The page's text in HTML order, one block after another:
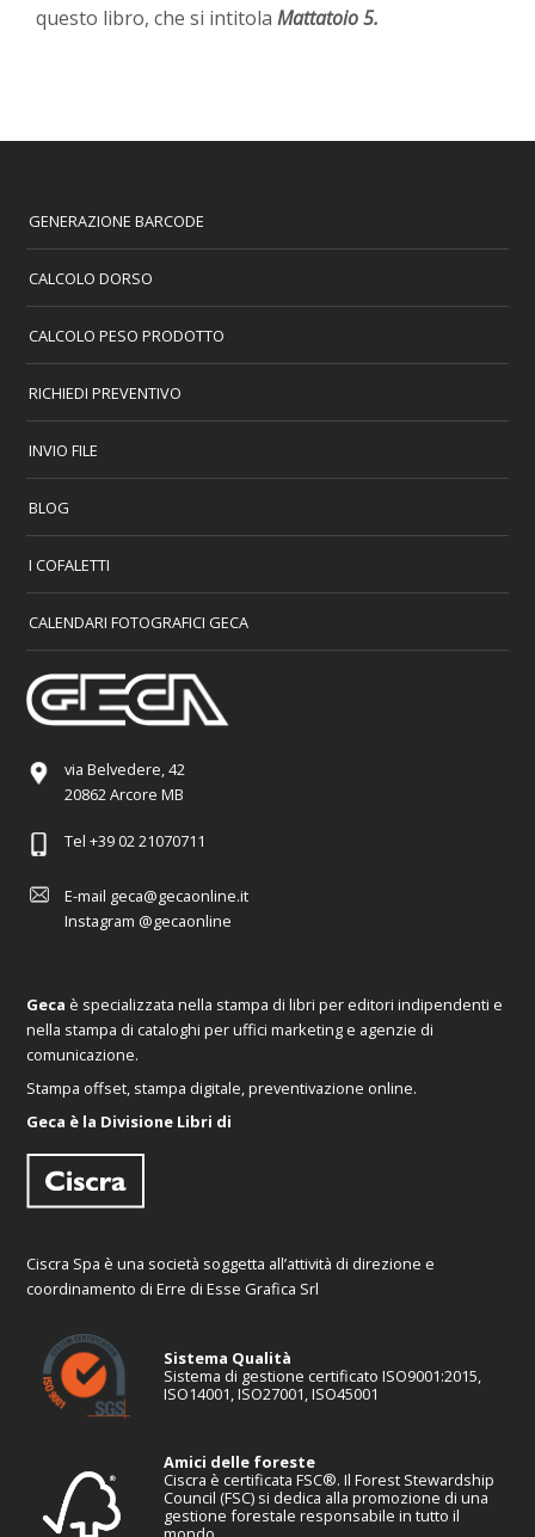
questo libro, che si intitolaMattatoio 5.
GENERAZIONE BARCODE
CALCOLO DORSO
CALCOLO PESO PRODOTTO
RICHIEDI PREVENTIVO
INVIO FILE
BLOG
I COFALETTI
CALENDARI FOTOGRAFICI GECA
via Belvedere, 42
20862 Arcore MB
Tel +39 02 21070711
E-mail geca@gecaonline.it
Instagram @gecaonline
Geca è specializzata nella stampa di libri per editori indipendenti e
nella stampa di cataloghi per uffici marketing e agenzie di
comunicazione.
Stampa offset, stampa digitale, preventivazione online.
Geca è la Divisione Libri di
Ciscra Spa è una società soggetta all’attività di direzione e
coordinamento di Erre di Esse Grafica Srl
Sistema Qualità
Sistema di gestione certificato ISO9001:2015,
ISO14001, ISO27001, ISO45001
Amici delle foreste
Ciscra è certificata FSC®. Il Forest Stewardship
Council (FSC) si dedica alla promozione di una
gestione forestale responsabile in tutto il